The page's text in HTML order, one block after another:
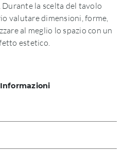
la scelta del tavolo
valutare dimensioni, forme,
al meglio lo spazio con un
estetico.